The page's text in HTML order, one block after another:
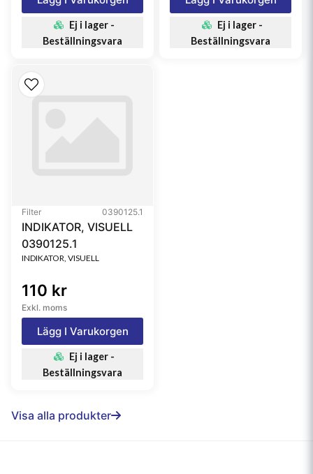
Ej i lager -
Beställningsvara
Ej i lager -
Beställningsvara
Filter 0390125.1
INDIKATOR, VISUELL
0390125.1
INDIKATOR, VISUELL
110 kr
Exkl. moms
Lägg I Varukorgen
Ej i lager -
Beställningsvara
Visa alla produkter